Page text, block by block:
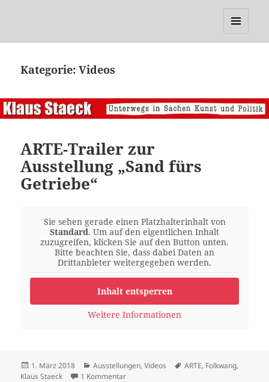
Kategorie:Videos
ARTE-Trailer zur
Ausstellung „Sand fürs
Getriebe“
Sie sehen gerade einen Platzhalterinhalt von
Standard. Um auf den eigentlichen Inhalt
zuzugreifen, klicken Sie auf den Button unten.
Bitte beachten Sie, dass dabei Daten an
Drittanbieter weitergegeben werden.
Inhalt entsperren
Weitere Informationen
Veröffentlicht
am
1. März 2018 Kategorien
Ausstellungen,Videos Schlagwörter
ARTE, Folkwang,
Klaus Staeck
1 Kommentarzu ARTE-Trailer zur Ausstellung „Sand fürs